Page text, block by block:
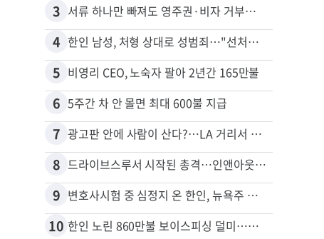
3 서류 하나만 빠져도 영주권·비자 거부…심사관 재량권 대폭 확대
4 한인 남성, 처형 상대로 성범죄…"선처해줬더니 배신자 취급"
5 비영리 CEO, 노숙자 팔아 2년간 165만불
6 5주간 차 안 몰면 최대 600불 지급
7 광고판 안에 사람이 산다?…LA 거리서 화제
8 드라이브스루서 시작된 총격…인앤아웃 참사 영상 공개
9 변호사시험 중 심정지 온 한인, 뉴욕주 제소
10 한인 노린 860만불 보이스피싱 덜미…영사관·한국 검찰 사칭